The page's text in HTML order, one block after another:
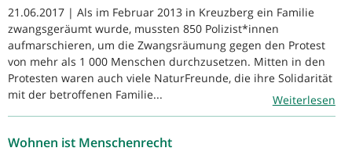
21.06.2017 | Als im Februar 2013 in Kreuzberg ein Familie
zwangsgeräumt wurde, mussten 850 Polizist*innen
aufmarschieren, um die Zwangsräumung gegen den Protest
von mehr als 1 000 Menschen durchzusetzen. Mitten in den
Protesten waren auch viele NaturFreunde, die ihre Solidarität
mit der betroffenen Familie...
Weiterlesen
Wohnen ist Menschenrecht